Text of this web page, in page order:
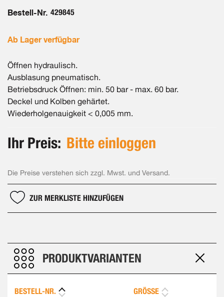
Bestell-Nr. 429845
Ab Lager verfügbar
Öffnen hydraulisch.
Ausblasung pneumatisch.
Betriebsdruck Öffnen: min. 50 bar - max. 60 bar.
Deckel und Kolben gehärtet.
Wiederholgenauigkeit < 0,005 mm.
Ihr Preis: Bitte einloggen
Die Preise verstehen sich zzgl. Mwst. und Versand.
ZUR MERKLISTE HINZUFÜGEN
PRODUKTVARIANTEN
BESTELL-NR. GRÖSSE